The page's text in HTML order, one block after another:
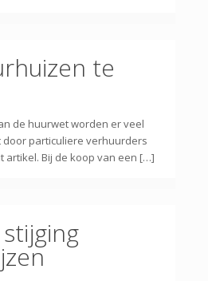
te
de huurwet worden er veel
particuliere verhuurders
artikel. Bij de koop van een […]